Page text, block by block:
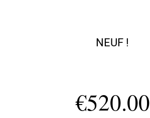
NEUF !
€520.00